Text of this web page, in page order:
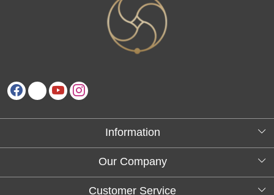
Information
About Us
Our Company
Testimonials
Customer Service